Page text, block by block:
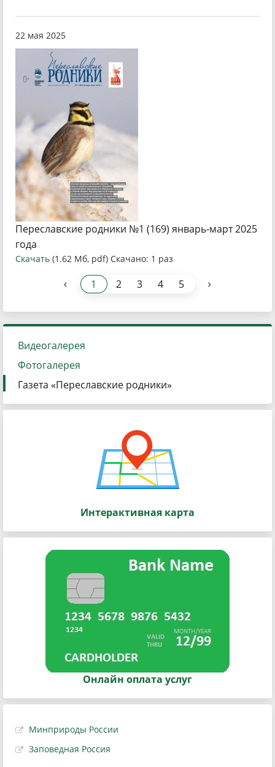
22 мая 2025
Переславские родники №1 (169) январь-март 2025
года
Скачать (1.62 Мб, pdf) Скачано: 1 раз
‹ 1 2 3 4 5 ›
Видеогалерея
Фотогалерея
Газета «Переславские родники»
Интерактивная карта
Онлайн оплата услуг
Минприроды России
Заповедная Россия